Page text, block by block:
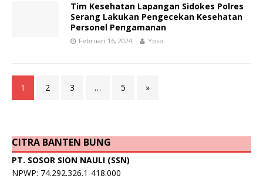
Tim Kesehatan Lapangan Sidokes Polres
Serang Lakukan Pengecekan Kesehatan
Personel Pengamanan
Februari 16, 2024 Yoso
1 2 3 … 5 »
CITRA BANTEN BUNG
PT. SOSOR SION NAULI (SSN)
NPWP: 74.292.326.1-418.000